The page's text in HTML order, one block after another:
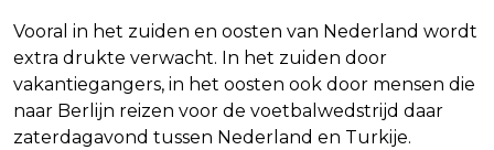
Vooral in het zuiden en oosten van Nederland wordt
extra drukte verwacht. In het zuiden door
vakantiegangers, in het oosten ook door mensen die
naar Berlijn reizen voor de voetbalwedstrijd daar
zaterdagavond tussen Nederland en Turkije.